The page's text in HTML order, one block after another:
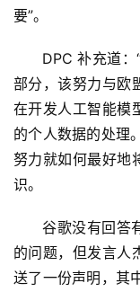
要”。
DPC 补充道
部分，该努力与欧
在开发人工智能模
的个人数据的处理
努力就如何最好地
识。
谷歌没有回答
的问题，但发言人
送了一份声明，其